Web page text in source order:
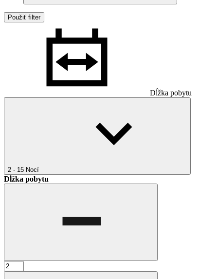
Použiť filter
Dĺžka pobytu
2 - 15 Nocí
Dĺžka pobytu